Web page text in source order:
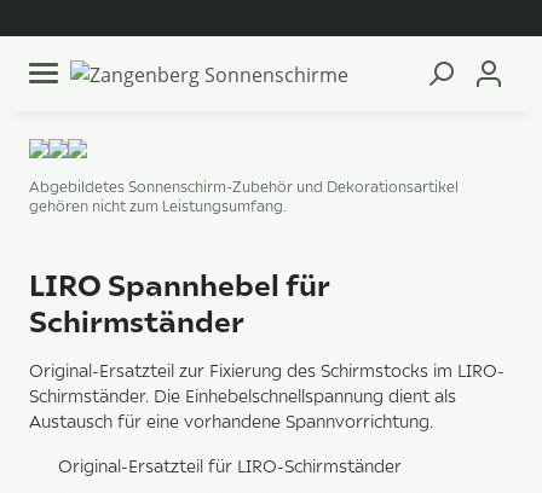
Abgebildetes Sonnenschirm-Zubehör und Dekorationsartikel
gehören nicht zum Leistungsumfang.
LIRO Spannhebel für
Schirmständer
Original-Ersatzteil zur Fixierung des Schirmstocks im LIRO-
Schirmständer. Die Einhebelschnellspannung dient als
Austausch für eine vorhandene Spannvorrichtung.
Original-Ersatzteil für LIRO-Schirmständer